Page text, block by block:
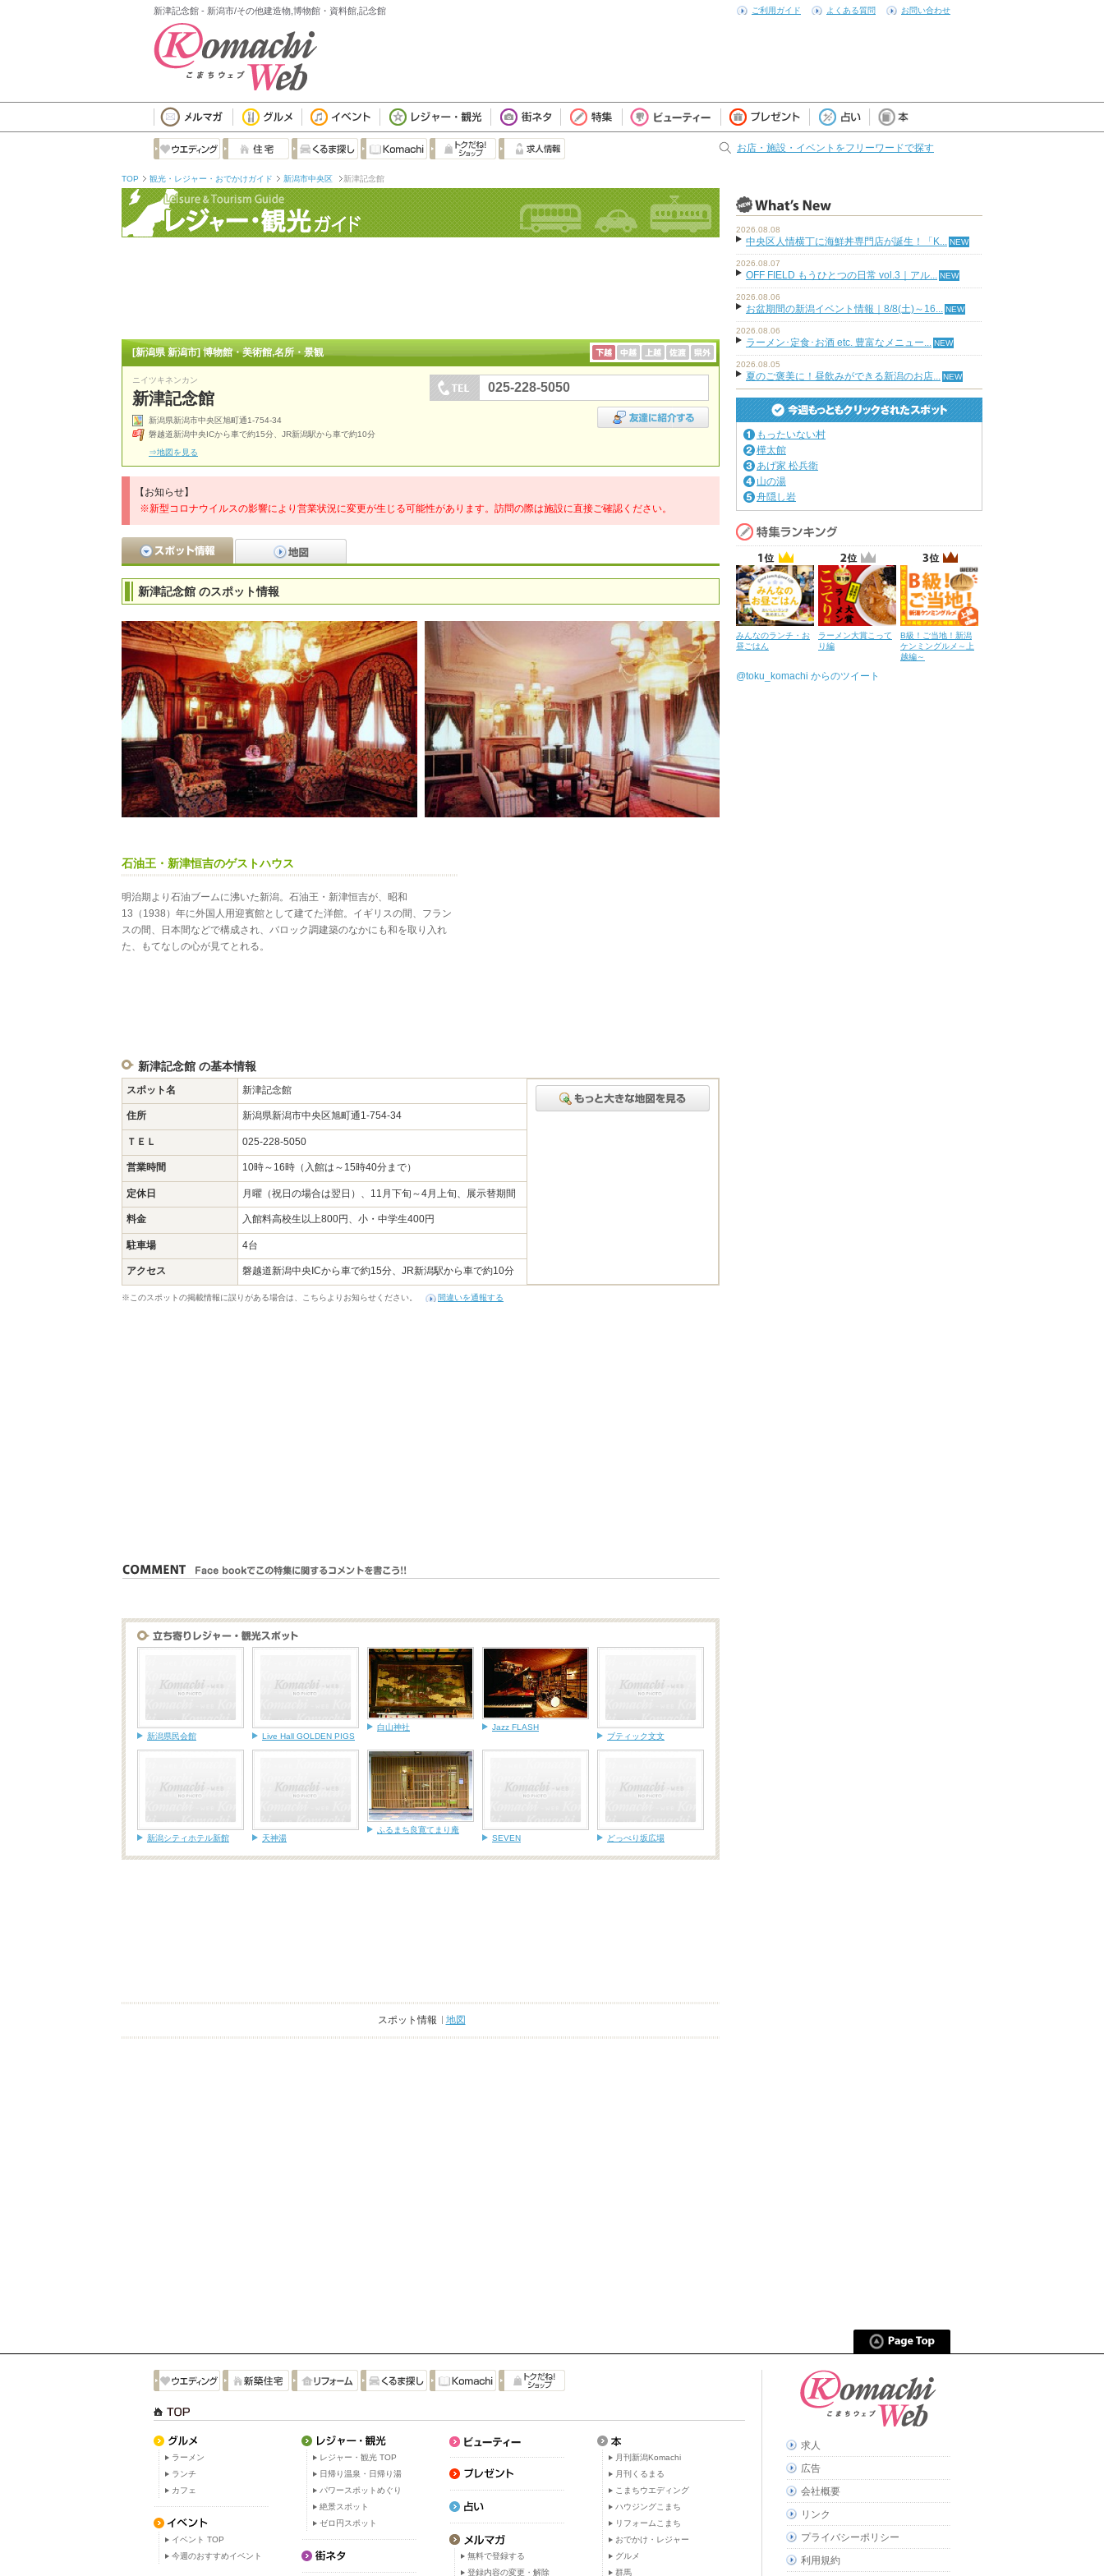
新津記念館 - 新潟市/その他建造物,博物館・資料館,記念館 ご利用ガイド よくある質問 お問い合わせ
お店・施設・イベントをフリーワードで探す
TOP 観光・レジャー・おでかけガイド 新潟市中央区 新津記念館
[新潟県 新潟市] 博物館・美術館,名所・景観
ニイツキネンカン
新津記念館
新潟県新潟市中央区旭町通1-754-34
磐越道新潟中央ICから車で約15分、JR新潟駅から車で約10分
⇒地図を見る
025-228-5050
【お知らせ】
※新型コロナウイルスの影響により営業状況に変更が生じる可能性があります。訪問の際は施設に直接ご確認ください。
新津記念館 のスポット情報
石油王・新津恒吉のゲストハウス
明治期より石油ブームに沸いた新潟。石油王・新津恒吉が、昭和
13（1938）年に外国人用迎賓館として建てた洋館。イギリスの間、フラン
スの間、日本間などで構成され、バロック調建築のなかにも和を取り入れ
た、もてなしの心が見てとれる。
新津記念館 の基本情報
スポット名 新津記念館
住所 新潟県新潟市中央区旭町通1-754-34
ＴＥＬ 025-228-5050
営業時間 10時～16時（入館は～15時40分まで）
定休日 月曜（祝日の場合は翌日）、11月下旬～4月上旬、展示替期間
料金 入館料高校生以上800円、小・中学生400円
駐車場 4台
アクセス 磐越道新潟中央ICから車で約15分、JR新潟駅から車で約10分
※このスポットの掲載情報に誤りがある場合は、こちらよりお知らせください。 間違いを通報する
新潟県民会館 Live Hall GOLDEN PIGS
白山神社
Jazz FLASH
ブティック文文
新潟シティホテル新館 天神湯
ふるまち良寛てまり庵
SEVEN
どっぺり坂広場
スポット情報 地図
2026.08.08
中央区人情横丁に海鮮丼専門店が誕生！「K...
2026.08.07
OFF FIELD もうひとつの日常 vol.3｜アル...
2026.08.06
お盆期間の新潟イベント情報｜8/8(土)～16...
2026.08.06
ラーメン･定食･お酒 etc. 豊富なメニュー...
2026.08.05
夏のご褒美に！昼飲みができる新潟のお店...
もったいない村
樺太館
あげ家 松兵衛
山の湯
舟隠し岩
みんなのランチ・お
昼ごはん
ラーメン大賞こって
り編
B級！ご当地！新潟
ケンミングルメ～上
越編～
@toku_komachi からのツイート
ラーメン
ランチ
カフェ
イベント TOP
今週のおすすめイベント
レジャー・観光 TOP
日帰り温泉・日帰り湯
パワースポットめぐり
絶景スポット
ゼロ円スポット
無料で登録する
登録内容の変更・解除
月刊新潟Komachi
月刊くるまる
こまちウエディング
ハウジングこまち
リフォームこまち
おでかけ・レジャー
グルメ
群馬
求人
広告
会社概要
リンク
プライバシーポリシー
利用規約